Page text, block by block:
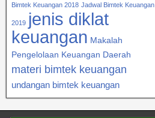
Bimtek Keuangan 2018 Jadwal Bimtek Keuangan
2019 jenis diklat
keuangan Makalah
Pengelolaan Keuangan Daerah
materi bimtek keuangan
undangan bimtek keuangan